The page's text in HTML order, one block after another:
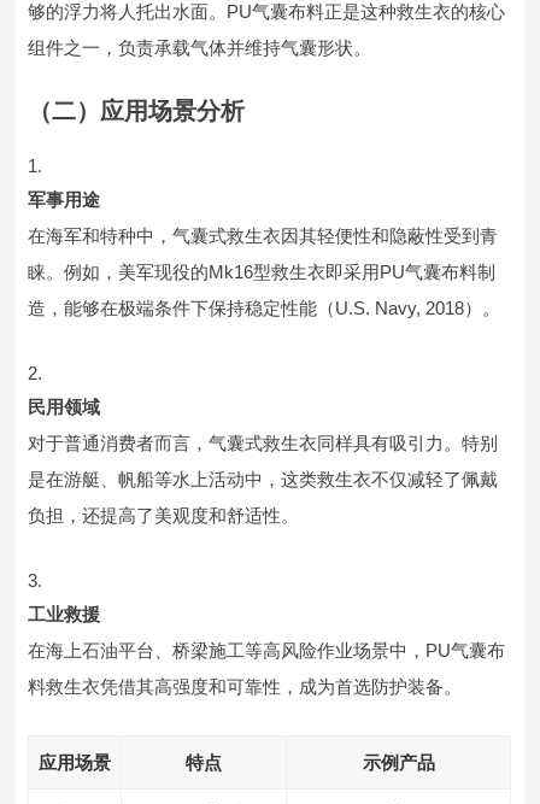
够的浮力将人托出水面。PU气囊布料正是这种救生衣的核心
组件之一，负责承载气体并维持气囊形状。
（二）应用场景分析
军事用途
在海军和特种中，气囊式救生衣因其轻便性和隐蔽性受到青
睐。例如，美军现役的Mk16型救生衣即采用PU气囊布料制
造，能够在极端条件下保持稳定性能（U.S. Navy, 2018）。
民用领域
对于普通消费者而言，气囊式救生衣同样具有吸引力。特别
是在游艇、帆船等水上活动中，这类救生衣不仅减轻了佩戴
负担，还提高了美观度和舒适性。
工业救援
在海上石油平台、桥梁施工等高风险作业场景中，PU气囊布
料救生衣凭借其高强度和可靠性，成为首选防护装备。
应用场景 特点 示例产品